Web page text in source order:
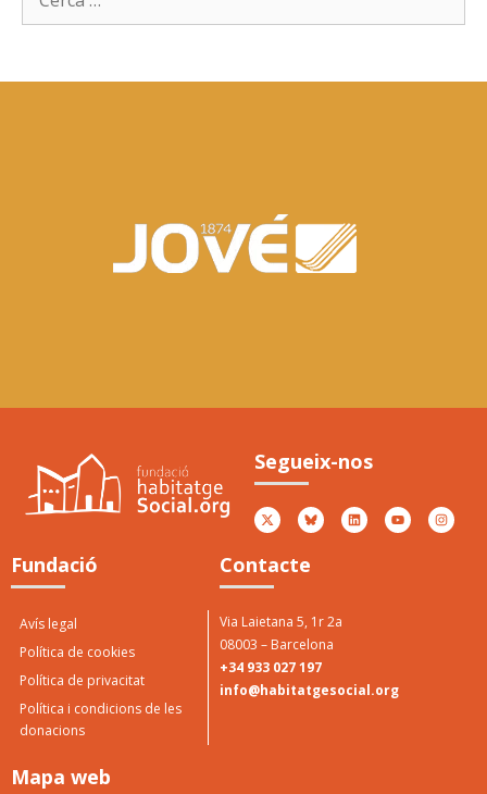
Atorgat per Casa Jové 2017 Segueix-nos
Fundació
Avís legal
Política de cookies
Política de privacitat
Política i condicions de les
donacions
Contacte
Via Laietana 5, 1r 2a
08003 – Barcelona
+34 933 027 197
info@habitatgesocial.org
Mapa web